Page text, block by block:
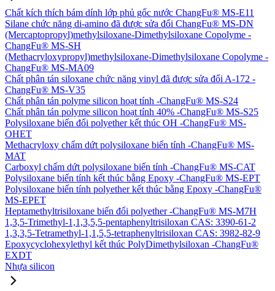
Chất kích thích bám dính lớp phủ gốc nước ChangFu® MS-E11
Silane chức năng di-amino đã được sửa đổi ChangFu® MS-DN
(Mercaptopropyl)methylsiloxane-Dimethylsiloxane Copolyme -
ChangFu® MS-SH
(Methacryloxypropyl)methylsiloxane-Dimethylsiloxane Copolyme -
ChangFu® MS-MA09
Chất phân tán siloxane chức năng vinyl đã được sửa đổi A-172 -
ChangFu® MS-V35
Chất phân tán polyme silicon hoạt tính -ChangFu® MS-S24
Chất phân tán polyme silicon hoạt tính 40% -ChangFu® MS-S25
Polysiloxane biến đổi polyether kết thúc OH -ChangFu® MS-
OHET
Methacryloxy chấm dứt polysiloxane biến tính -ChangFu® MS-
MAT
Carboxyl chấm dứt polysiloxane biến tính -ChangFu® MS-CAT
Polysiloxane biến tính kết thúc bằng Epoxy -ChangFu® MS-EPT
Polysiloxane biến tính polyether kết thúc bằng Epoxy -ChangFu®
MS-EPET
Heptamethyltrisiloxane biến đổi polyether -ChangFu® MS-M7H
1,3,5-Trimethyl-1,1,3,5,5-pentaphenyltrisiloxan CAS: 3390-61-2
1,3,3,5-Tetramethyl-1,1,5,5-tetraphenyltrisiloxan CAS: 3982-82-9
Epoxycyclohexylethyl kết thúc PolyDimethylsiloxan -ChangFu®
EXDT
Nhựa silicon